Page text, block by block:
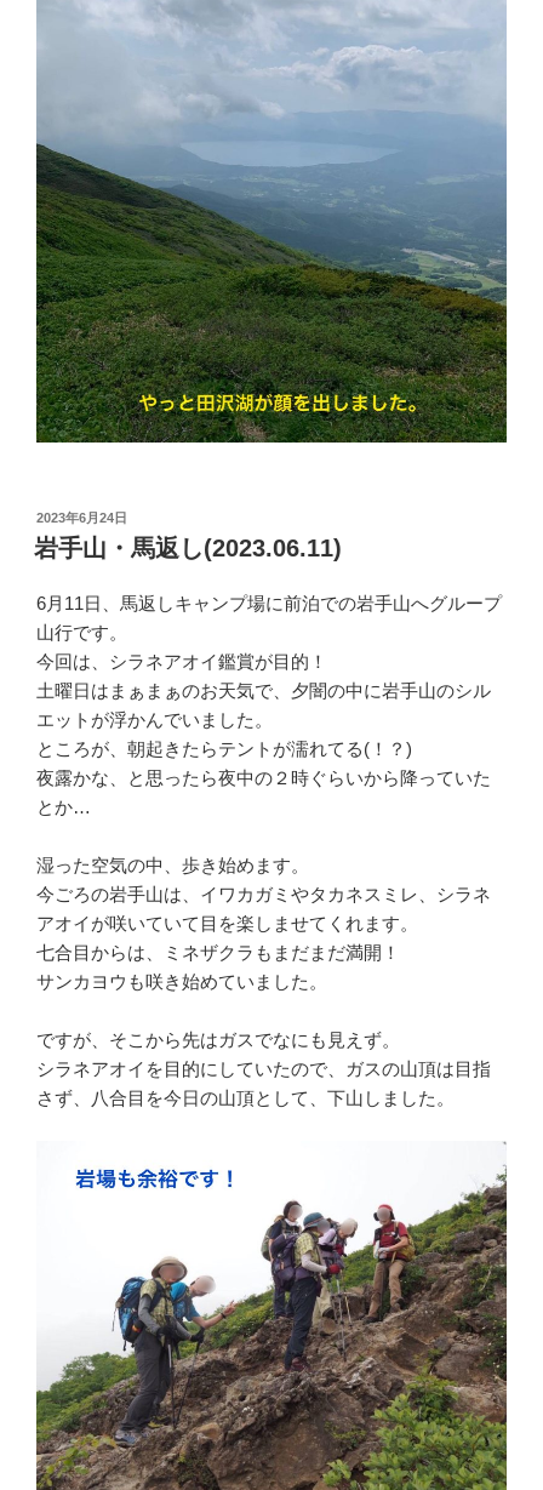
投
稿
日:
2023年6月24日
岩手山・馬返し(2023.06.11)
6月11日、馬返しキャンプ場に前泊での岩手山へグループ
山行です。
今回は、シラネアオイ鑑賞が目的！
土曜日はまぁまぁのお天気で、夕闇の中に岩手山のシル
エットが浮かんでいました。
ところが、朝起きたらテントが濡れてる(！？)
夜露かな、と思ったら夜中の２時ぐらいから降っていた
とか…
湿った空気の中、歩き始めます。
今ごろの岩手山は、イワカガミやタカネスミレ、シラネ
アオイが咲いていて目を楽しませてくれます。
七合目からは、ミネザクラもまだまだ満開！
サンカヨウも咲き始めていました。
ですが、そこから先はガスでなにも見えず。
シラネアオイを目的にしていたので、ガスの山頂は目指
さず、八合目を今日の山頂として、下山しました。